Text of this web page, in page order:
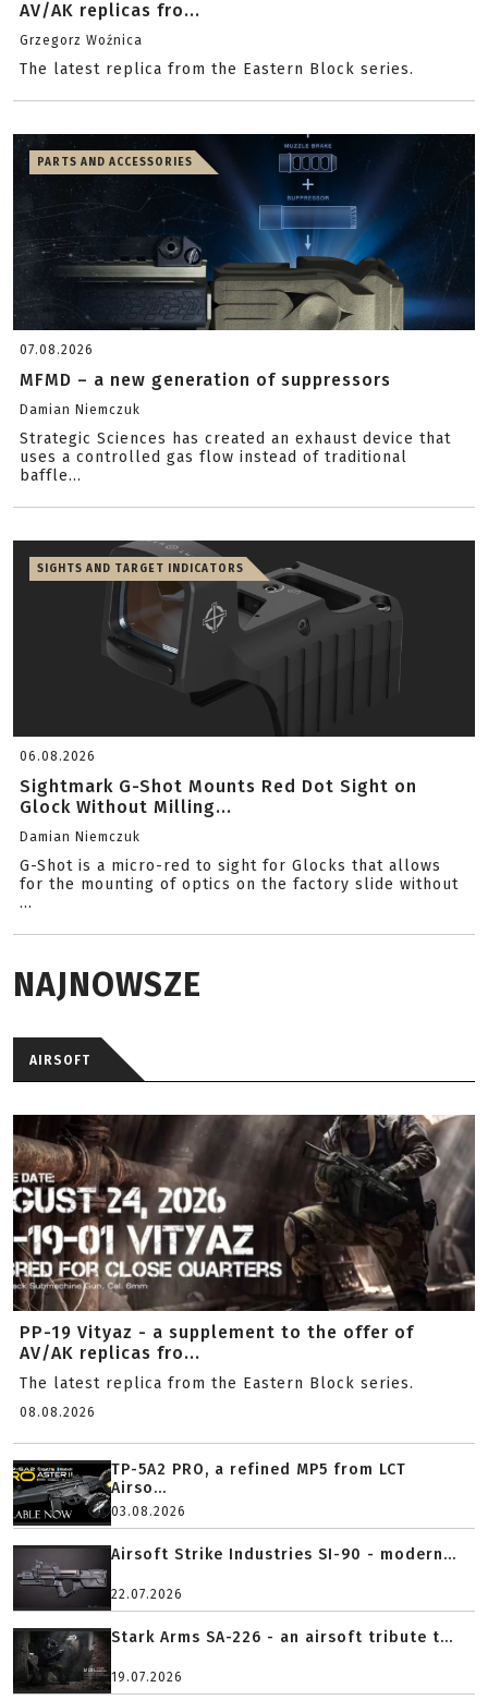
AV/AK replicas fro...
Grzegorz Woźnica
The latest replica from the Eastern Block series.
PARTS AND ACCESSORIES
07.08.2026
MFMD – a new generation of suppressors
Damian Niemczuk
Strategic Sciences has created an exhaust device that
uses a controlled gas flow instead of traditional
baffle...
SIGHTS AND TARGET INDICATORS
06.08.2026
Sightmark G-Shot Mounts Red Dot Sight on
Glock Without Milling...
Damian Niemczuk
G-Shot is a micro-red to sight for Glocks that allows
for the mounting of optics on the factory slide without
...
NAJNOWSZE
AIRSOFT
PP-19 Vityaz - a supplement to the offer of
AV/AK replicas fro...
The latest replica from the Eastern Block series.
08.08.2026
TP-5A2 PRO, a refined MP5 from LCT
Airso...
03.08.2026
Airsoft Strike Industries SI-90 - modern...
22.07.2026
Stark Arms SA-226 - an airsoft tribute t...
19.07.2026